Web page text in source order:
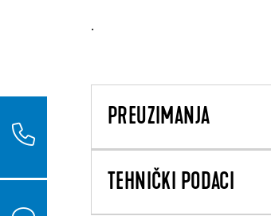
.
PREUZIMANJA
TEHNIČKI PODACI